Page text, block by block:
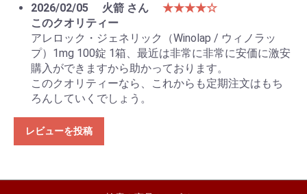
2026/02/05
火箭 さん
★★★★☆
このクオリティー
アレロック・ジェネリック（Winolap / ウィノラッ
プ）1mg 100錠 1箱、最近は非常に非常に安価に激安
購入ができますから助かっております。
このクオリティーなら、これからも定期注文はもち
ろんしていくでしょう。
レビューを投稿